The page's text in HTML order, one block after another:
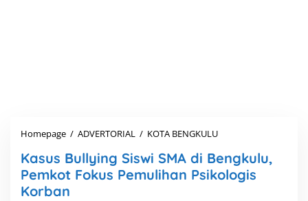
Homepage / ADVERTORIAL / KOTA BENGKULU
s
u
s
Kasus Bullying Siswi SMA di Bengkulu,
Pemkot Fokus Pemulihan Psikologis
Korban